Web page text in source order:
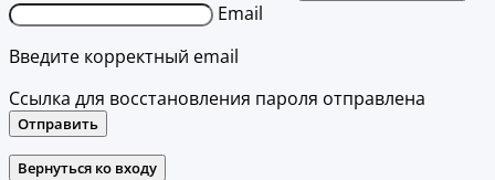
Email
Введите корректный email
Ссылка для восстановления пароля отправлена
Отправить
Вернуться ко входу